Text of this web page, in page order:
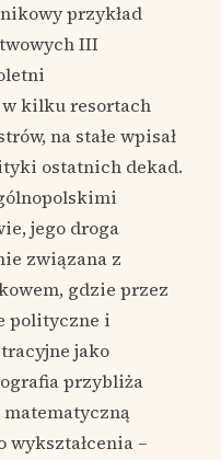
przykład
III
kilku resortach
na stałe wpisał
ostatnich dekad.
jego droga
związana z
gdzie przez
polityczne i
jako
przybliża
wykształcenia –